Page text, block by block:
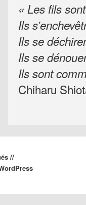
« Les fils
Ils
Ils se
Ils se
Ils sont
Chiharu
//